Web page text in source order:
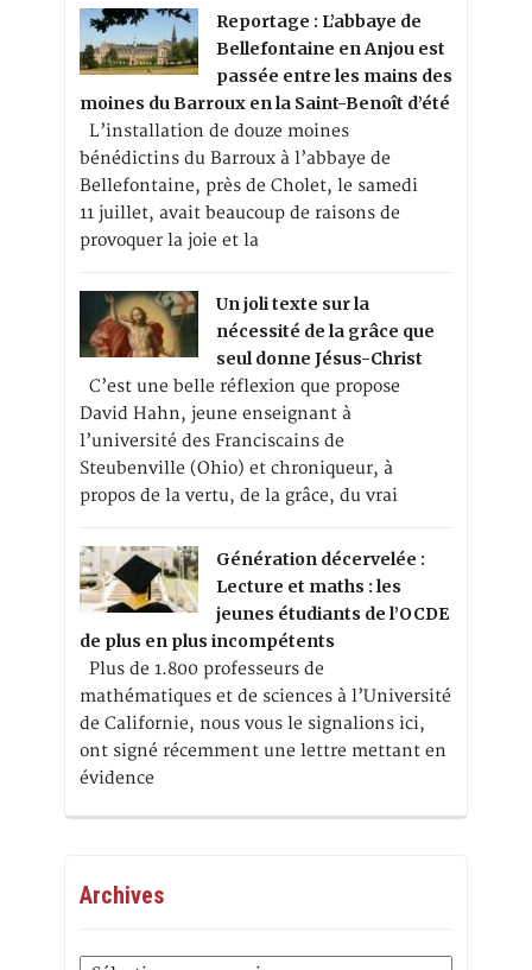
Reportage : L’abbaye de
Bellefontaine en Anjou est
passée entre les mains des
moines du Barroux en la Saint-Benoît d’été
L’installation de douze moines
bénédictins du Barroux à l’abbaye de
Bellefontaine, près de Cholet, le samedi
11 juillet, avait beaucoup de raisons de
provoquer la joie et la
Un joli texte sur la
nécessité de la grâce que
seul donne Jésus-Christ
C’est une belle réflexion que propose
David Hahn, jeune enseignant à
l’université des Franciscains de
Steubenville (Ohio) et chroniqueur, à
propos de la vertu, de la grâce, du vrai
Génération décervelée :
Lecture et maths : les
jeunes étudiants de l’OCDE
de plus en plus incompétents
Plus de 1.800 professeurs de
mathématiques et de sciences à l’Université
de Californie, nous vous le signalions ici,
ont signé récemment une lettre mettant en
évidence
Archives